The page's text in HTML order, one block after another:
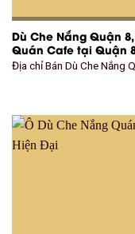
Dù Che Nắng Quận
Quán Cafe tại Quận
Địa chỉ Bán Dù Che Nắng